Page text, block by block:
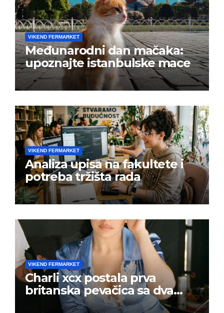
VIKEND FERMARKET
Međunarodni dan mačaka:
upoznajte istanbulske mace
VIKEND FERMARKET
Analiza upisa na fakultete i
potreba tržišta rada
VIKEND FERMARKET
Charli xcx postala prva
britanska pevačica sa dva
albuma na prvom mestu u